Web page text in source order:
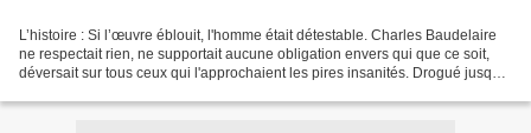
L’histoire : Si l’œuvre éblouit, l'homme était détestable. Charles Baudelaire
ne respectait rien, ne supportait aucune obligation envers qui que ce soit,
déversait sur tous ceux qui l'approchaient les pires insanités. Drogué jusqu'à